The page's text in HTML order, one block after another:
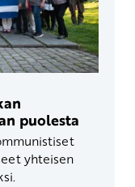
puolesta
yhteisen